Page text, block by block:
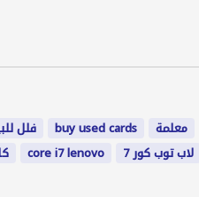
فلل buy used cards معلمة
core i7 lenovo لاب توب كور 7